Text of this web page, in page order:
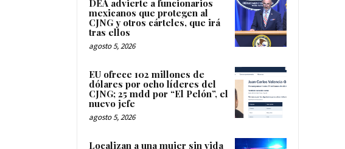
DEA advierte a funcionarios
mexicanos que protegen al
CJNG y otros cárteles, que irá
tras ellos
agosto 5, 2026
EU ofrece 102 millones de
dólares por ocho líderes del
CJNG; 25 mdd por “El Pelón”, el
nuevo jefe
agosto 5, 2026
Localizan a una mujer sin vida